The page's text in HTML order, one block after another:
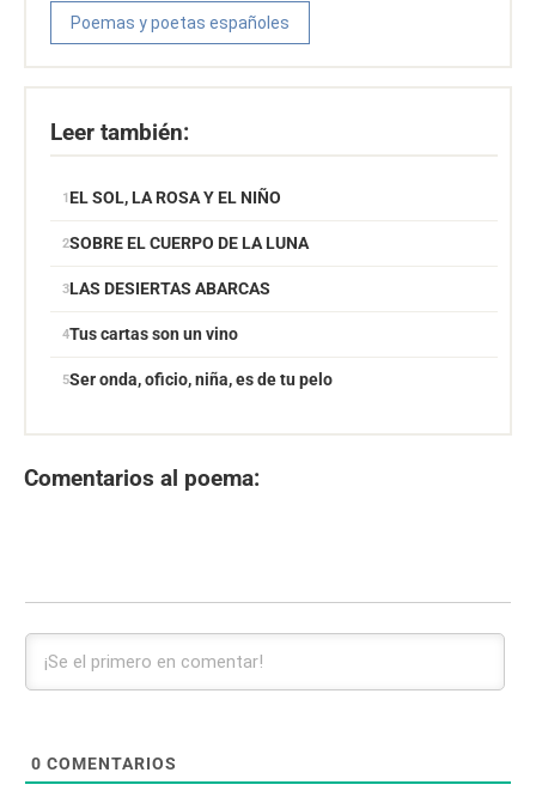
Poemas y poetas españoles
Leer también:
EL SOL, LA ROSA Y EL NIÑO
SOBRE EL CUERPO DE LA LUNA
LAS DESIERTAS ABARCAS
Tus cartas son un vino
Ser onda, oficio, niña, es de tu pelo
Comentarios al poema:
0 COMENTARIOS